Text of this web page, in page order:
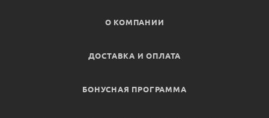
О КОМПАНИИ
ДОСТАВКА И ОПЛАТА
БОНУСНАЯ ПРОГРАММА